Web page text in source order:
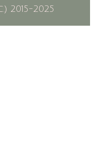
2015-2025